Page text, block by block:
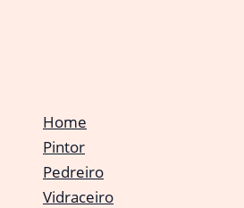
Home
Pintor
Pedreiro
Vidraceiro